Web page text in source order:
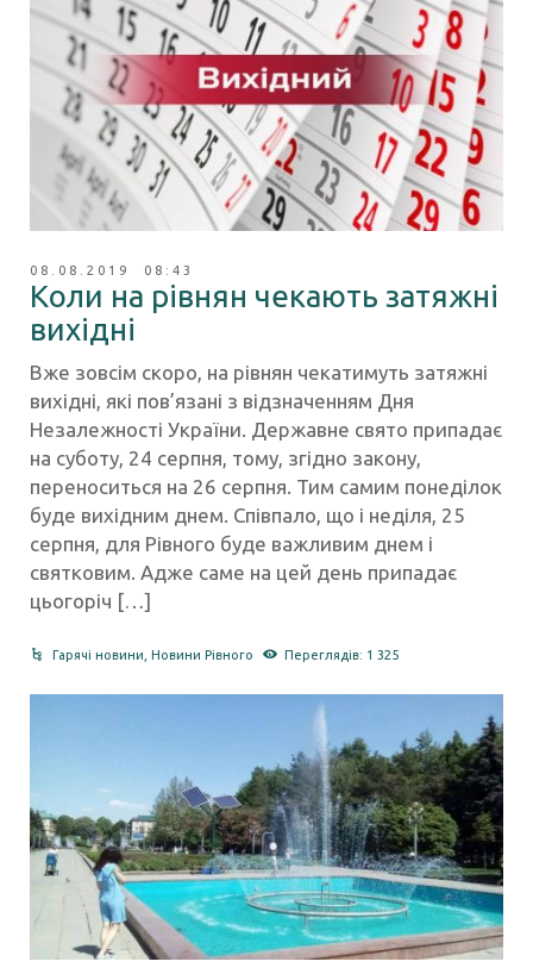
08.08.2019 08:43
Коли на рівнян чекають затяжні
вихідні
Вже зовсім скоро, на рівнян чекатимуть затяжні
вихідні, які пов’язані з відзначенням Дня
Незалежності України. Державне свято припадає
на суботу, 24 серпня, тому, згідно закону,
переноситься на 26 серпня. Тим самим понеділок
буде вихідним днем. Співпало, що і неділя, 25
серпня, для Рівного буде важливим днем і
святковим. Адже саме на цей день припадає
цьогоріч […]
Гарячі новини ,Новини Рівного Переглядів: 1 325